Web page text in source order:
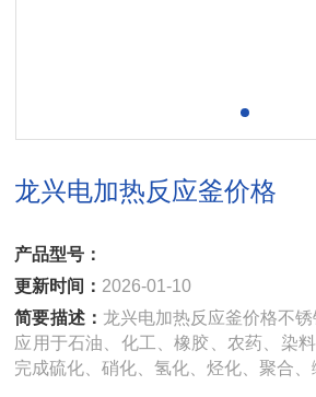
龙兴电加热反应釜价格
产品型号：
更新时间： 2026-01-10
简要描述： 龙兴电加热反应釜价格不
应用于石油、化工、橡胶、农药、染
完成硫化、硝化、氢化、烃化、聚合、